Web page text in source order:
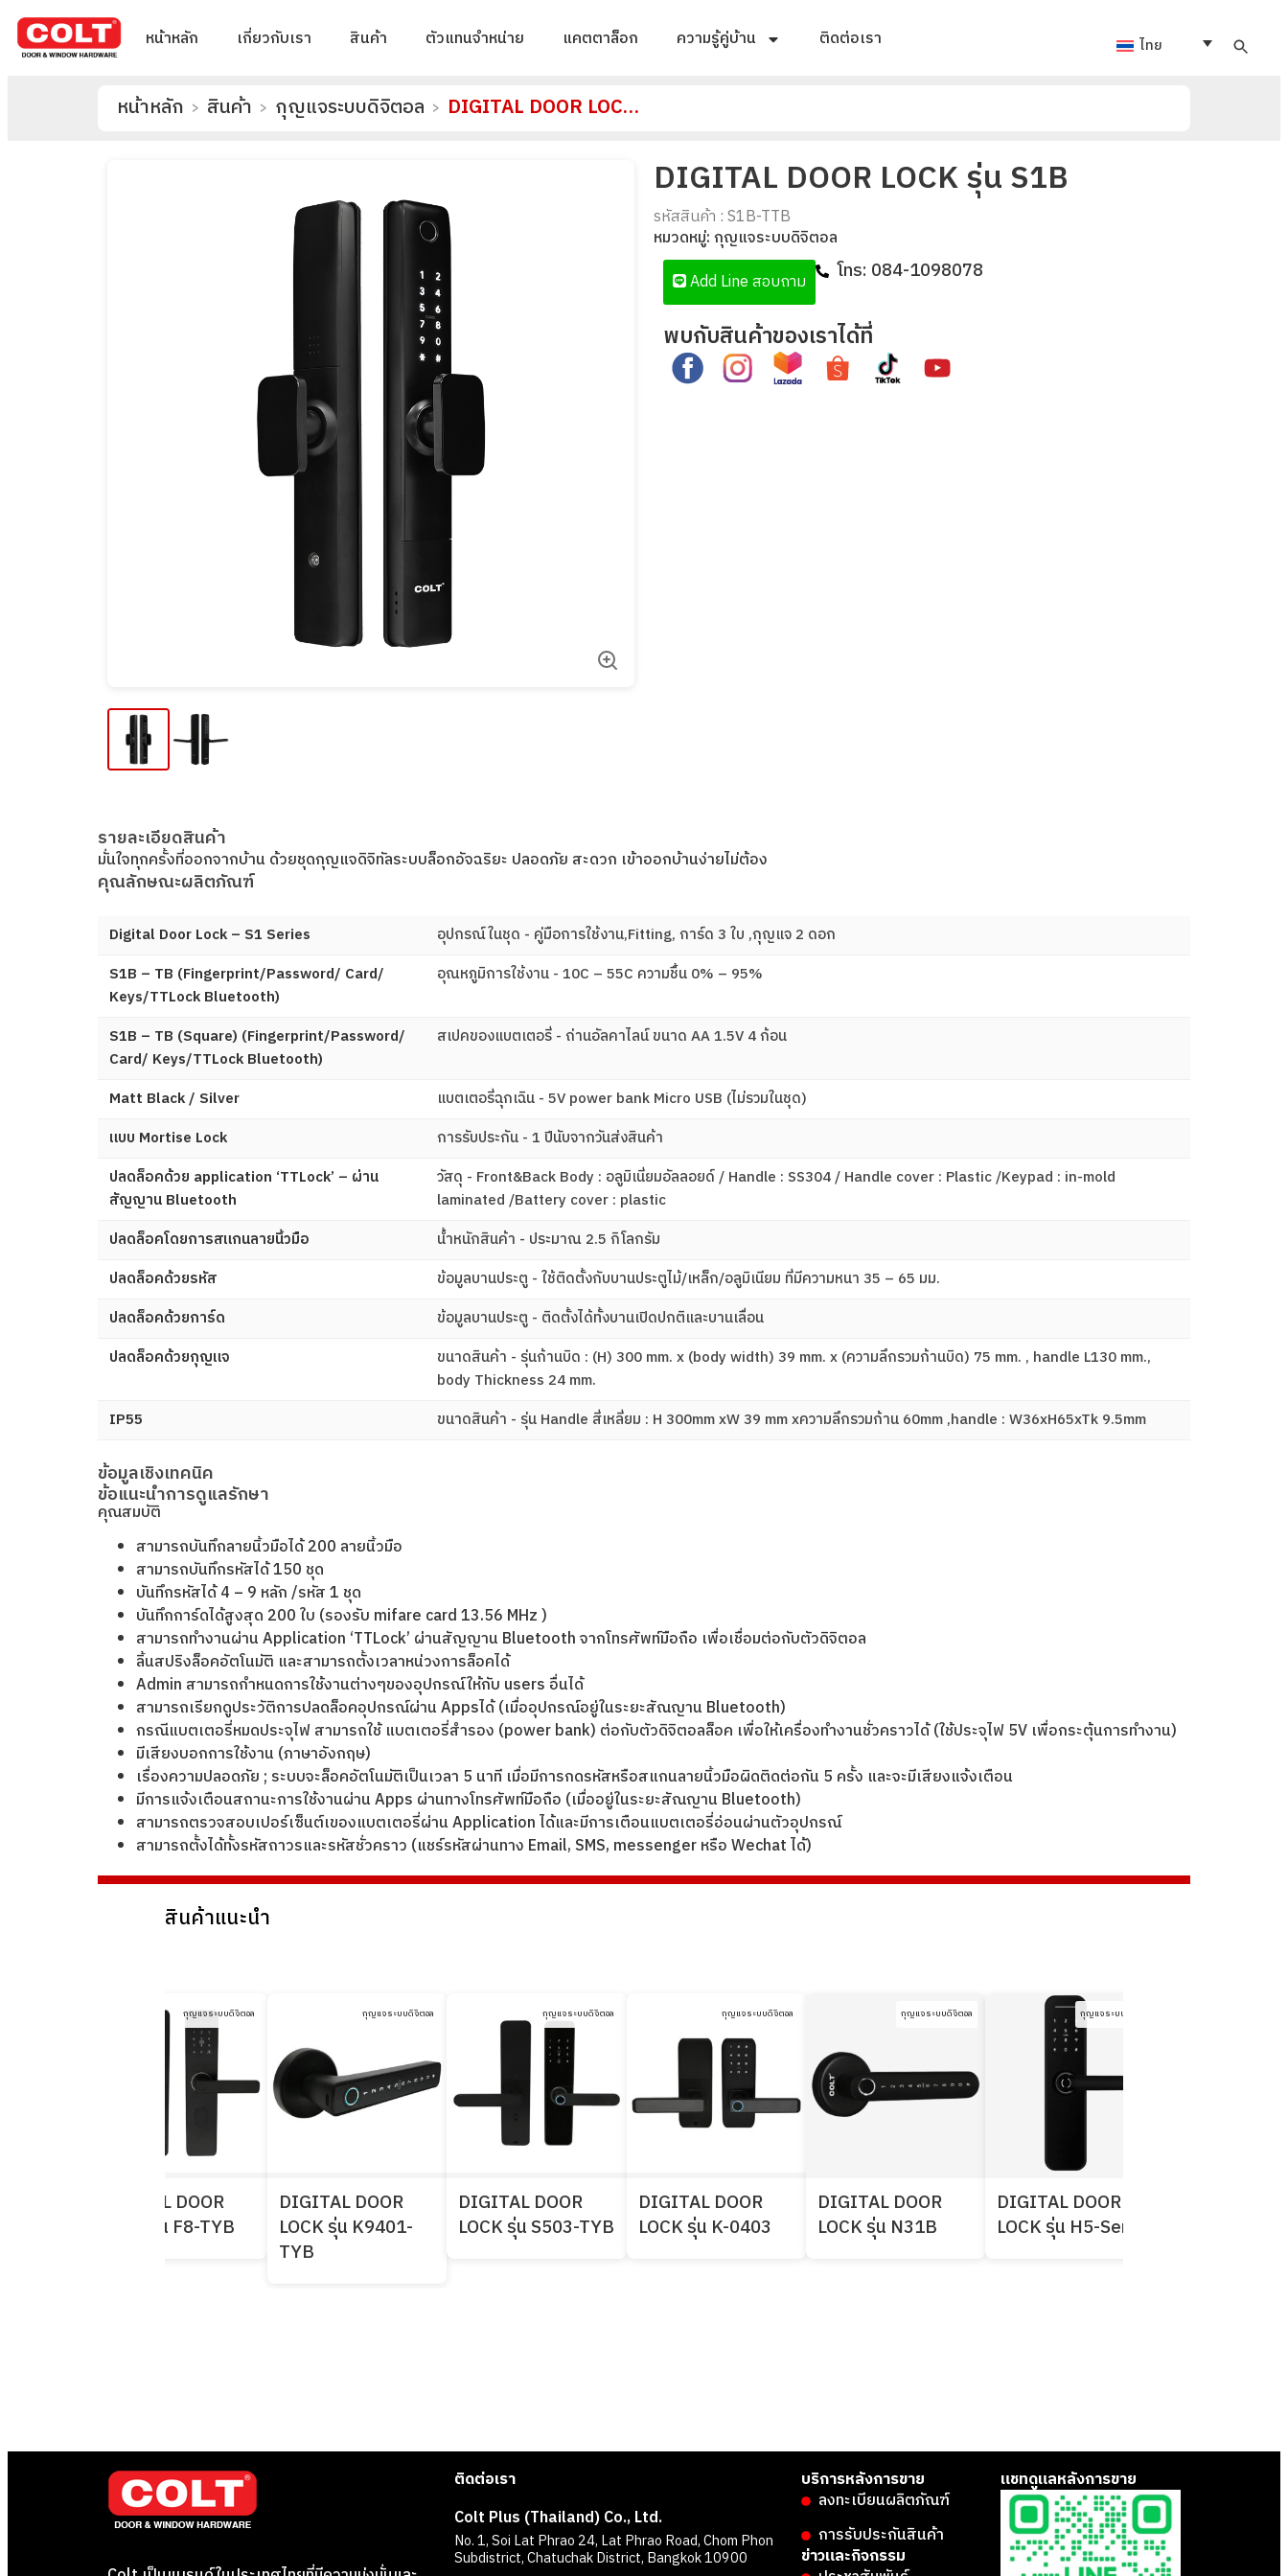
หน้าหลัก เกี่ยวกับเรา สินค้า ตัวแทนจำหน่าย แคตตาล็อก ความรู้คู่บ้าน ติดต่อเรา ไทย
หน้าหลัก > สินค้า > กุญแจระบบดิจิตอล > DIGITAL DOOR LOCK รุ่น S1B
DIGITAL DOOR LOCK รุ่น S1B
รหัสสินค้า : S1B-TTB
หมวดหมู่:กุญแจระบบดิจิตอล
Add Line สอบถาม
โทร: 084-1098078
พบกับสินค้าของเราได้ที่
รายละเอียดสินค้า
มั่นใจทุกครั้งที่ออกจากบ้าน ด้วยชุดกุญแจดิจิทัลระบบล็อกอัจฉริยะ ปลอดภัย สะดวก เข้าออกบ้านง่ายไม่ต้อง
คุณลักษณะผลิตภัณฑ์
Digital Door Lock – S1 Series
อุปกรณ์ในชุด - คู่มือการใช้งาน,Fitting, การ์ด 3 ใบ ,กุญแจ 2 ดอก
S1B – TB (Fingerprint/Password/ Card/
Keys/TTLock Bluetooth)
อุณหภูมิการใช้งาน - 10C – 55C ความชื้น 0% – 95%
S1B – TB (Square) (Fingerprint/Password/
Card/ Keys/TTLock Bluetooth)
สเปคของแบตเตอรี่ - ถ่านอัลคาไลน์ ขนาด AA 1.5V 4 ก้อน
Matt Black / Silver
แบตเตอรี่ฉุกเฉิน - 5V power bank Micro USB (ไม่รวมในชุด)
แบบ Mortise Lock
การรับประกัน - 1 ปีนับจากวันส่งสินค้า
ปลดล็อคด้วย application ‘TTLock’ – ผ่าน
สัญญาน Bluetooth
วัสดุ - Front&Back Body : อลูมิเนี่ยมอัลลอยด์ / Handle : SS304 / Handle cover : Plastic /Keypad : in-mold
laminated /Battery cover : plastic
ปลดล็อคโดยการสแกนลายนิ้วมือ
น้ำหนักสินค้า - ประมาณ 2.5 กิโลกรัม
ปลดล็อคด้วยรหัส
ข้อมูลบานประตู - ใช้ติดตั้งกับบานประตูไม้/เหล็ก/อลูมิเนียม ที่มีความหนา 35 – 65 มม.
ปลดล็อคด้วยการ์ด
ข้อมูลบานประตู - ติดตั้งได้ทั้งบานเปิดปกติและบานเลื่อน
ปลดล็อคด้วยกุญแจ
ขนาดสินค้า - รุ่นก้านบิด : (H) 300 mm. x (body width) 39 mm. x (ความลึกรวมก้านบิด) 75 mm. , handle L130 mm.,
body Thickness 24 mm.
IP55
ขนาดสินค้า - รุ่น Handle สี่เหลี่ยม : H 300mm xW 39 mm xความลึกรวมก้าน 60mm ,handle : W36xH65xTk 9.5mm
ข้อมูลเชิงเทคนิค
ข้อแนะนำการดูแลรักษา
คุณสมบัติ
สามารถบันทึกลายนิ้วมือได้ 200 ลายนิ้วมือ
สามารถบันทึกรหัสได้ 150 ชุด
บันทึกรหัสได้ 4 – 9 หลัก /รหัส 1 ชุด
บันทึกการ์ดได้สูงสุด 200 ใบ (รองรับ mifare card 13.56 MHz )
สามารถทำงานผ่าน Application ‘TTLock’ ผ่านสัญญาน Bluetooth จากโทรศัพท์มือถือ เพื่อเชื่อมต่อกับตัวดิจิตอล
ลิ้นสปริงล็อคอัตโนมัติ และสามารถตั้งเวลาหน่วงการล็อคได้
Admin สามารถกำหนดการใช้งานต่างๆของอุปกรณ์ให้กับ users อื่นได้
สามารถเรียกดูประวัติการปลดล็อคอุปกรณ์ผ่าน Appsได้ (เมื่ออุปกรณ์อยู่ในระยะสัณญาน Bluetooth)
กรณีแบตเตอรี่หมดประจุไฟ สามารถใช้ แบตเตอรี่สำรอง (power bank) ต่อกับตัวดิจิตอลล็อค เพื่อให้เครื่องทำงานชั่วคราวได้ (ใช้ประจุไฟ 5V เพื่อกระตุ้นการทำงาน)
มีเสียงบอกการใช้งาน (ภาษาอังกฤษ)
เรื่องความปลอดภัย ; ระบบจะล็อคอัตโนมัติเป็นเวลา 5 นาที เมื่อมีการกดรหัสหรือสแกนลายนิ้วมือผิดติดต่อกัน 5 ครั้ง และจะมีเสียงแจ้งเตือน
มีการแจ้งเตือนสถานะการใช้งานผ่าน Apps ผ่านทางโทรศัพท์มือถือ (เมื่ออยู่ในระยะสัณญาน Bluetooth)
สามารถตรวจสอบเปอร์เซ็นต์เของแบตเตอรี่ผ่าน Application ได้และมีการเตือนแบตเตอรี่อ่อนผ่านตัวอุปกรณ์
สามารถตั้งได้ทั้งรหัสถาวรและรหัสชั่วคราว (แชร์รหัสผ่านทาง Email, SMS, messenger หรือ Wechat ได้)
สินค้าแนะนำ
กุญแจระบบดิจิตอล
DIGITAL DOOR
LOCK รุ่น F8-TYB
กุญแจระบบดิจิตอล
DIGITAL DOOR
LOCK รุ่น K9401-
TYB
กุญแจระบบดิจิตอล
DIGITAL DOOR
LOCK รุ่น S503-TYB
กุญแจระบบดิจิตอล
DIGITAL DOOR
LOCK รุ่น K-0403
กุญแจระบบดิจิตอล
DIGITAL DOOR
LOCK รุ่น N31B
กุญแจระบบดิจิตอล
DIGITAL DOOR
LOCK รุ่น H5-Series
ติดต่อเรา
Colt Plus (Thailand) Co., Ltd.
No. 1, Soi Lat Phrao 24, Lat Phrao Road, Chom Phon
Subdistrict, Chatuchak District, Bangkok 10900
บริการหลังการขาย
ลงทะเบียนผลิตภัณฑ์
การรับประกันสินค้า
ข่าวและกิจกรรม
แชทดูแลหลังการขาย